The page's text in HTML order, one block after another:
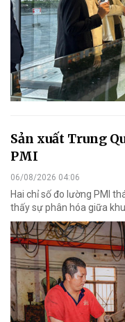
Sản xuất Trung
PMI
06/08/2026 04:06
Hai chỉ số đo lường PMI
thấy sự phân hóa giữa